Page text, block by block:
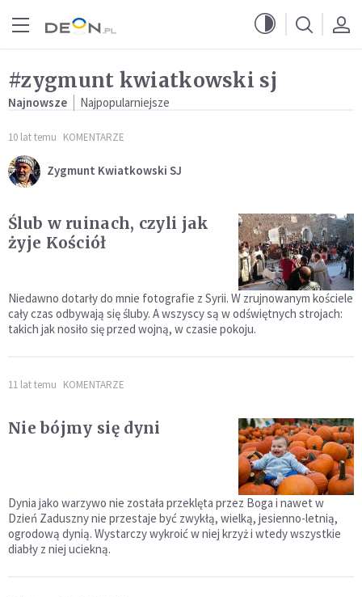
#zygmunt kwiatkowski sj
Najnowsze Najpopularniejsze
10 lat temu KOMENTARZE
Zygmunt Kwiatkowski SJ
Ślub w ruinach, czyli jak
żyje Kościół
Niedawno dotarły do mnie fotografie z Syrii. W zrujnowanym kościele
cały czas odbywają się śluby. A wszyscy są w odświętnych strojach:
takich jak nosiło się przed wojną, w czasie pokoju.
11 lat temu KOMENTARZE
Nie bójmy się dyni
Dynia jako warzywo nie została przeklęta przez Boga i nawet w
Dzień Zaduszny nie przestaje być zwykłą, wielką, jesienno-letnią,
ogrodową dynią. Wystarczy wykroić w niej krzyż i wtedy wszystkie
diabły z niej uciekną.